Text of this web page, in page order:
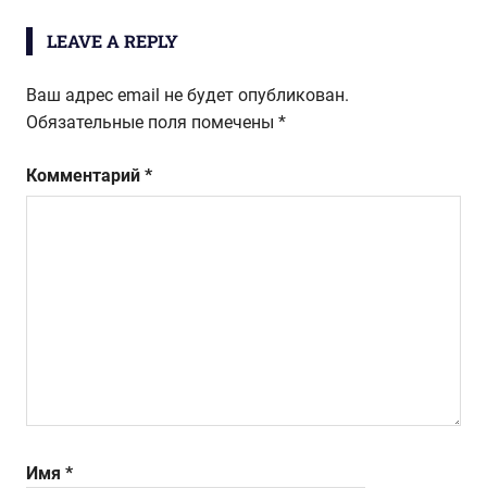
записям
LEAVE A REPLY
Ваш адрес email не будет опубликован.
Обязательные поля помечены *
Комментарий *
Имя *